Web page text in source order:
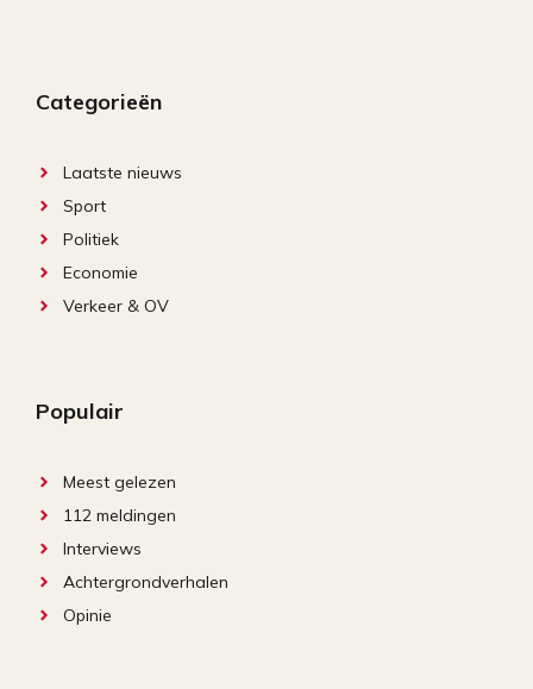
Categorieën
Laatste nieuws
Sport
Politiek
Economie
Verkeer & OV
Populair
Meest gelezen
112 meldingen
Interviews
Achtergrondverhalen
Opinie